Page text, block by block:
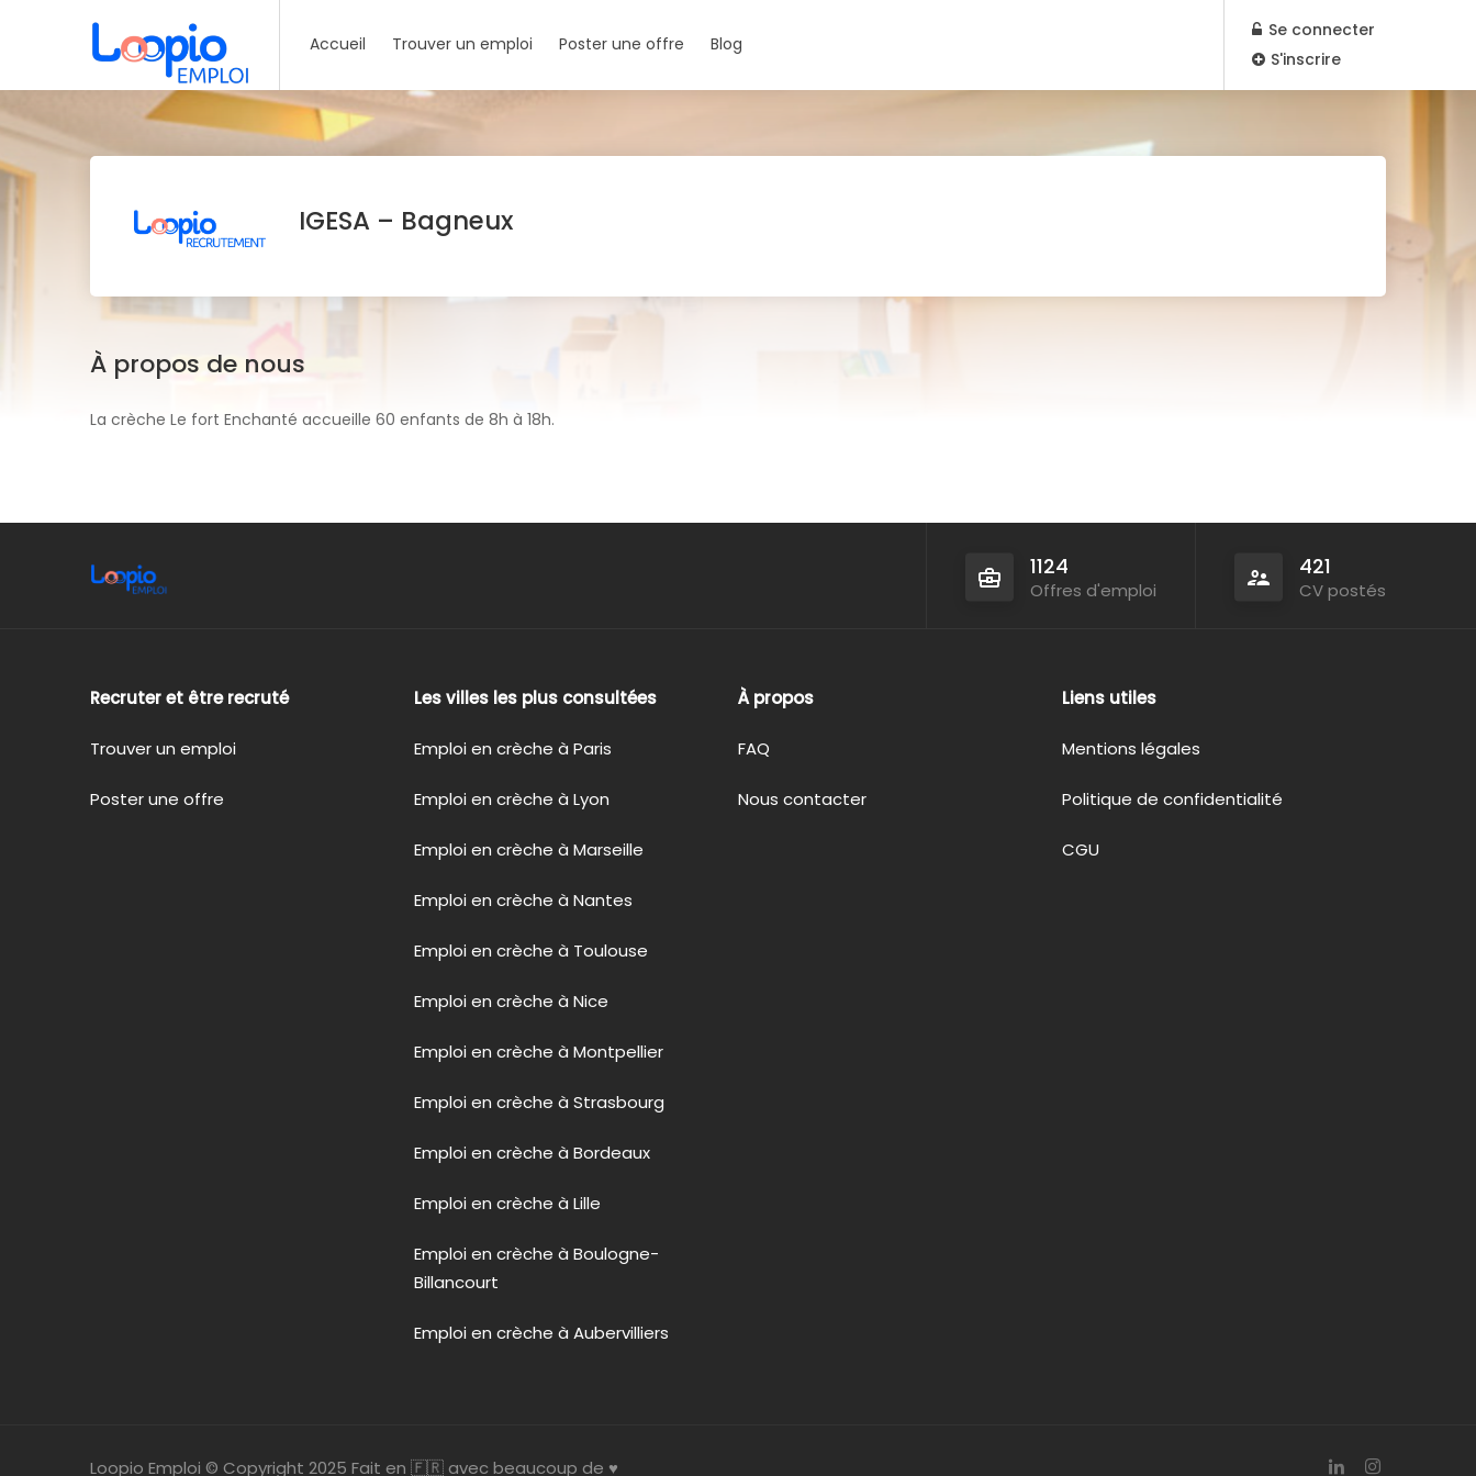
Accueil Trouver un emploi Poster une offre Blog
Se connecter
S'inscrire
IGESA – Bagneux
À propos de nous
La crèche Le fort Enchanté accueille 60 enfants de 8h à 18h.
1124
Offres d'emploi
421
CV postés
Recruter et être recruté
Trouver un emploi
Poster une offre
Les villes les plus consultées
Emploi en crèche à Paris
Emploi en crèche à Lyon
Emploi en crèche à Marseille
Emploi en crèche à Nantes
Emploi en crèche à Toulouse
Emploi en crèche à Nice
Emploi en crèche à Montpellier
Emploi en crèche à Strasbourg
Emploi en crèche à Bordeaux
Emploi en crèche à Lille
Emploi en crèche à Boulogne-
Billancourt
Emploi en crèche à Aubervilliers
À propos
FAQ
Nous contacter
Liens utiles
Mentions légales
Politique de confidentialité
CGU
Loopio Emploi © Copyright 2025 Fait en 🇫🇷 avec beaucoup de ♥